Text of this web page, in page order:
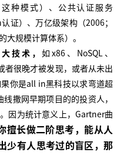
种模式）、公共认证服务
证）、万亿级架构（2006；
大规模计算体系）。
技术，如x86、NoSQL、
很晚才被发现，或者从未出
你是all in黑科技以求弯道超
撒网早期项目的的投资人，
因为统计意义上，Gartner曲
擅长做二阶思考，能从人
少有人思考过的盲区，那